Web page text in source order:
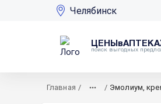
Челябинск
поиск выгодных
Главная / / Эмолиум,